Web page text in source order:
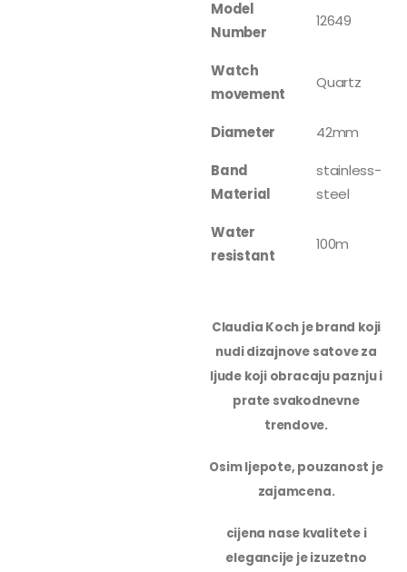
Model
Number
12649
Watch
movement
Quartz
Diameter
42mm
Band
Material
stainless-
steel
Water
resistant
100m
Claudia Koch je brand koji
nudi dizajnove satove za
ljude koji obracaju paznju i
prate svakodnevne
trendove.
Osim ljepote, pouzanost je
zajamcena.
cijena nase kvalitete i
elegancije je izuzetno